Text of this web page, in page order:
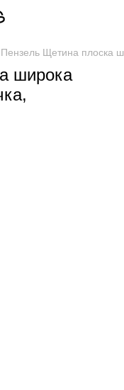
Пензель Щетина плоска
широка